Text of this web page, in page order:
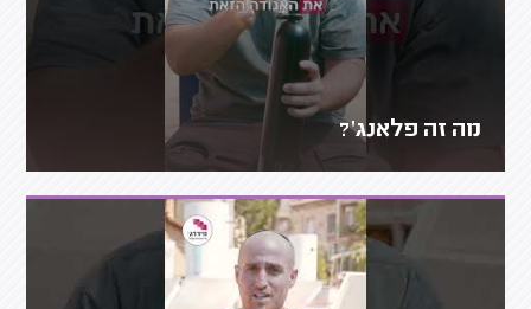
מה זה פלאנג'?